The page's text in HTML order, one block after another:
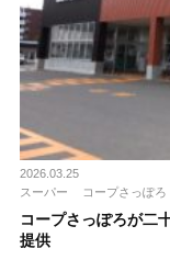
2026.03.25
スーパー
コープさっぽろ
コープさっぽろが二
提供